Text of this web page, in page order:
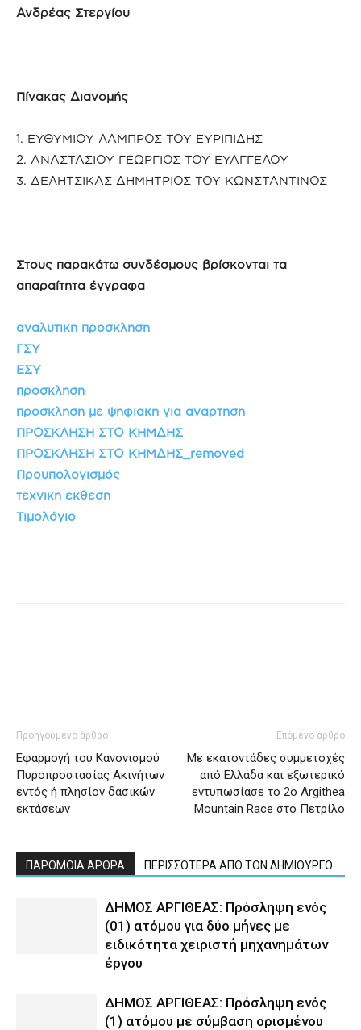
Ανδρέας Στεργίου
Πίνακας Διανομής
1. ΕΥΘΥΜΙΟΥ ΛΑΜΠΡΟΣ ΤΟΥ ΕΥΡΙΠΙΔΗΣ
2. ΑΝΑΣΤΑΣΙΟΥ ΓΕΩΡΓΙΟΣ ΤΟΥ ΕΥΑΓΓΕΛΟΥ
3. ΔΕΛΗΤΣΙΚΑΣ ΔΗΜΗΤΡΙΟΣ ΤΟΥ ΚΩΝΣΤΑΝΤΙΝΟΣ
Στους παρακάτω συνδέσμους βρίσκονται τα
απαραίτητα έγγραφα
αναλυτικη προσκληση
ΓΣΥ
ΕΣΥ
προσκληση
προσκληση με ψηφιακη για αναρτηση
ΠΡΟΣΚΛΗΣΗ ΣΤΟ ΚΗΜΔΗΣ
ΠΡΟΣΚΛΗΣΗ ΣΤΟ ΚΗΜΔΗΣ_removed
Προυπολογισμός
τεχνικη εκθεση
Τιμολόγιο
Προηγούμενο άρθρο
Εφαρμογή του Κανονισμού
Πυροπροστασίας Ακινήτων
εντός ή πλησίον δασικών
εκτάσεων
Επόμενο άρθρο
Με εκατοντάδες συμμετοχές
από Ελλάδα και εξωτερικό
εντυπωσίασε το 2ο Argithea
Mountain Race στο Πετρίλο
ΠΑΡΟΜΟΙΑ ΑΡΘΡΑ ΠΕΡΙΣΣΟΤΕΡΑ ΑΠΟ ΤΟΝ ΔΗΜΙΟΥΡΓΟ
ΔΗΜΟΣ ΑΡΓΙΘΕΑΣ: Πρόσληψη ενός
(01) ατόμου για δύο μήνες με
ειδικότητα χειριστή μηχανημάτων
έργου
ΔΗΜΟΣ ΑΡΓΙΘΕΑΣ: Πρόσληψη ενός
(1) ατόμου με σύμβαση ορισμένου